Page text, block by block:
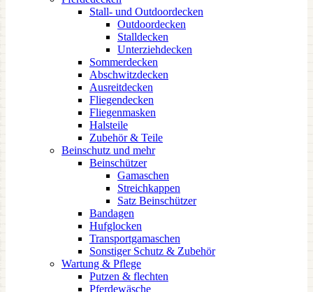
Stall- und Outdoordecken
Outdoordecken
Stalldecken
Unterziehdecken
Sommerdecken
Abschwitzdecken
Ausreitdecken
Fliegendecken
Fliegenmasken
Halsteile
Zubehör & Teile
Beinschutz und mehr
Beinschützer
Gamaschen
Streichkappen
Satz Beinschützer
Bandagen
Hufglocken
Transportgamaschen
Sonstiger Schutz & Zubehör
Wartung & Pflege
Putzen & flechten
Pferdewäsche